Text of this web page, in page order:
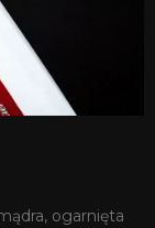
ogarnięta